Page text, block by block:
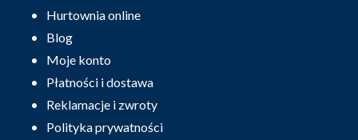
Hurtownia online
Blog
Moje konto
Płatności i dostawa
Reklamacje i zwroty
Polityka prywatności